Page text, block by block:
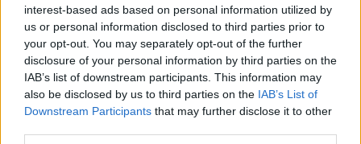
interest-based ads based on personal information utilized by
us or personal information disclosed to third parties prior to
your opt-out. You may separately opt-out of the further
disclosure of your personal information by third parties on the
IAB’s list of downstream participants. This information may
also be disclosed by us to third parties on the IAB’s List of
Downstream Participants that may further disclose it to other
Rodyti komentarus
Prisijungti komentatoriams